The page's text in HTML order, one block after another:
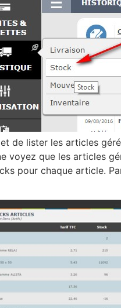
de lister les articles
voyez que les articles
pour chaque article.